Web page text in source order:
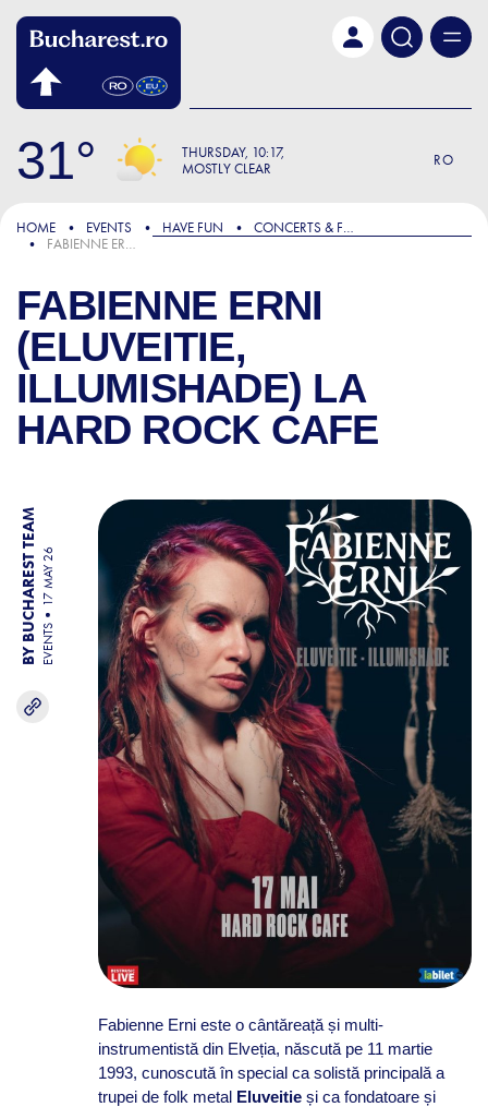
31 THURSDAY 10:17
MOSTLY CLEAR
RO
HOME EVENTS HAVE FUN
CONCERTS & FESTIVALS
FABIENNE ERNI (ELUVEITIE, ILLUMISHADE) LA HARD ROCK CAFE
FABIENNE ERNI
(ELUVEITIE,
ILLUMISHADE) LA
HARD ROCK CAFE
BY BUCHAREST TEAM EVENTS
17 MAY 26
Fabienne Erni este o cântăreață și multi-
instrumentistă din Elveția, născută pe 11 martie
1993, cunoscută în special ca solistă principală a
trupei de folk metal Eluveitieși ca fondatoare și